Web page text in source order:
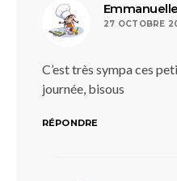
Emmanuelle
27 OCTOBRE
C’est très sympa ces
journée, bisous
RÉPONDRE